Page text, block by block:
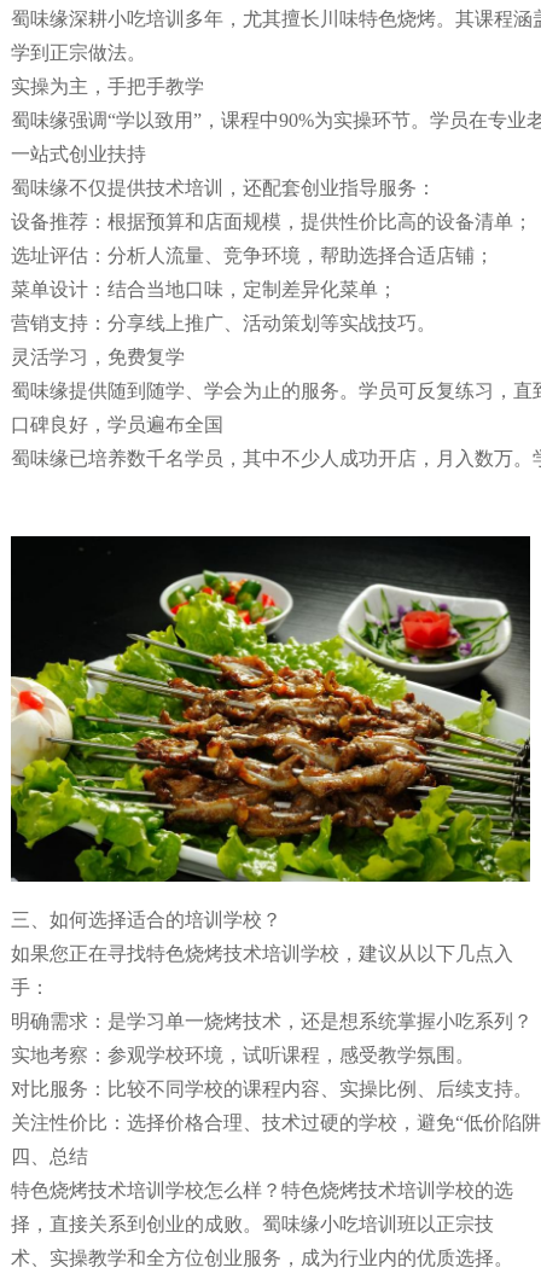
蜀味缘深耕小吃培训多年，尤其擅长川味特色烧烤。其课程
学到正宗做法。
实操为主，手把手教学
蜀味缘强调“学以致用”，课程中90%为实操环节。学员在专
一站式创业扶持
蜀味缘不仅提供技术培训，还配套创业指导服务：
设备推荐：根据预算和店面规模，提供性价比高的设备清单；
选址评估：分析人流量、竞争环境，帮助选择合适店铺；
菜单设计：结合当地口味，定制差异化菜单；
营销支持：分享线上推广、活动策划等实战技巧。
灵活学习，免费复学
蜀味缘提供随到随学、学会为止的服务。学员可反复练习，
口碑良好，学员遍布全国
蜀味缘已培养数千名学员，其中不少人成功开店，月入数万
三、如何选择适合的培训学校？
如果您正在寻找特色烧烤技术培训学校，建议从以下几点入
手：
明确需求：是学习单一烧烤技术，还是想系统掌握小吃系列？
实地考察：参观学校环境，试听课程，感受教学氛围。
对比服务：比较不同学校的课程内容、实操比例、后续支持。
关注性价比：选择价格合理、技术过硬的学校，避免“低价陷
四、总结
特色烧烤技术培训学校怎么样？特色烧烤技术培训学校的选
择，直接关系到创业的成败。蜀味缘小吃培训班以正宗技
术、实操教学和全方位创业服务，成为行业内的优质选择。